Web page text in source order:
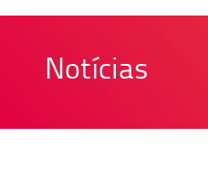
Notícias